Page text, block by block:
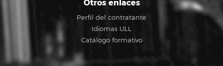
Otros enlaces
Perfil del contratante
Idiomas ULL
Catálogo formativo